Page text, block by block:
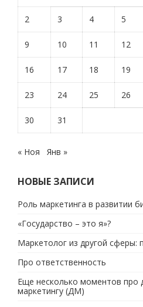
2 3 4 5
9 10 11 12
16 17 18 19
23 24 25 26
30 31
« Ноя Янв »
НОВЫЕ ЗАПИСИ
Роль маркетинга в развитии
«Государство – это я»?
Маркетолог из другой сферы:
Про ответственность
Еще несколько моментов про
маркетингу (ДМ)